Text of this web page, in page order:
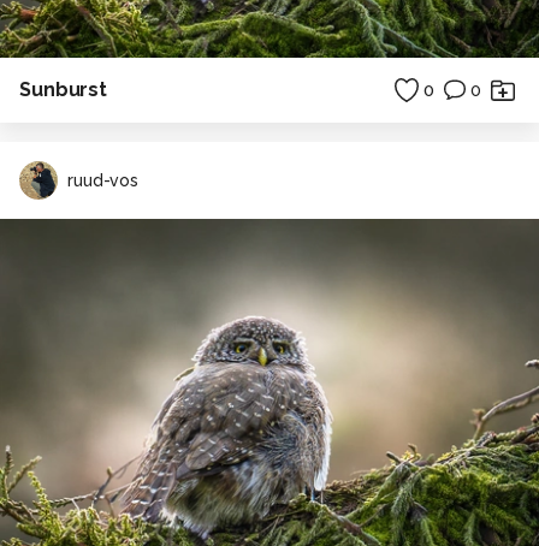
Sunburst 0 0
ruud-vos